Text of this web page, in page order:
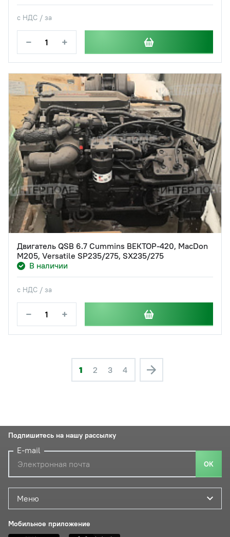
с НДС / за
− +
Двигатель QSB 6.7 Cummins ВЕКТОР-420, MacDon
M205, Versatile SP235/275, SX235/275
В наличии
с НДС / за
− +
1 2 3 4
Меню
Мобильное приложение
Подпишитесь на нашу рассылку
E-mail
ОК